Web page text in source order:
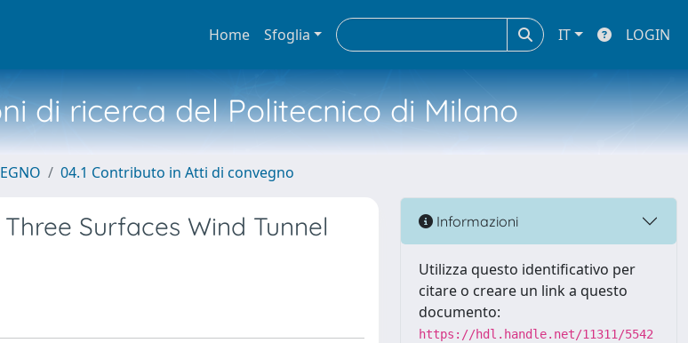
Home Sfoglia IT LOGIN
di ricerca del Politecnico di Milano
04.1 Contributo in Atti di convegno
Surfaces Wind Tunnel
Informazioni
Utilizza questo identificativo per
citare o creare un link a questo
documento:
https://hdl.handle.net/11311/5542